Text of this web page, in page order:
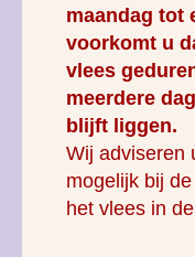
maandag tot
voorkomt u
vlees
meerdere
blijft liggen.
Wij adviseren
mogelijk bij
het vlees in